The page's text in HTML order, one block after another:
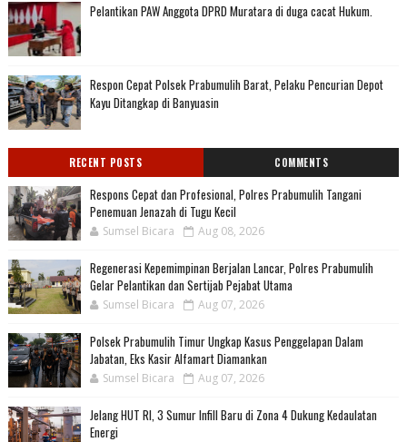
Pelantikan PAW Anggota DPRD Muratara di duga cacat Hukum.
Respon Cepat Polsek Prabumulih Barat, Pelaku Pencurian Depot
Kayu Ditangkap di Banyuasin
RECENT POSTS COMMENTS
Respons Cepat dan Profesional, Polres Prabumulih Tangani
Penemuan Jenazah di Tugu Kecil
Sumsel Bicara Aug 08, 2026
Regenerasi Kepemimpinan Berjalan Lancar, Polres Prabumulih
Gelar Pelantikan dan Sertijab Pejabat Utama
Sumsel Bicara Aug 07, 2026
Polsek Prabumulih Timur Ungkap Kasus Penggelapan Dalam
Jabatan, Eks Kasir Alfamart Diamankan
Sumsel Bicara Aug 07, 2026
Jelang HUT RI, 3 Sumur Infill Baru di Zona 4 Dukung Kedaulatan
Energi